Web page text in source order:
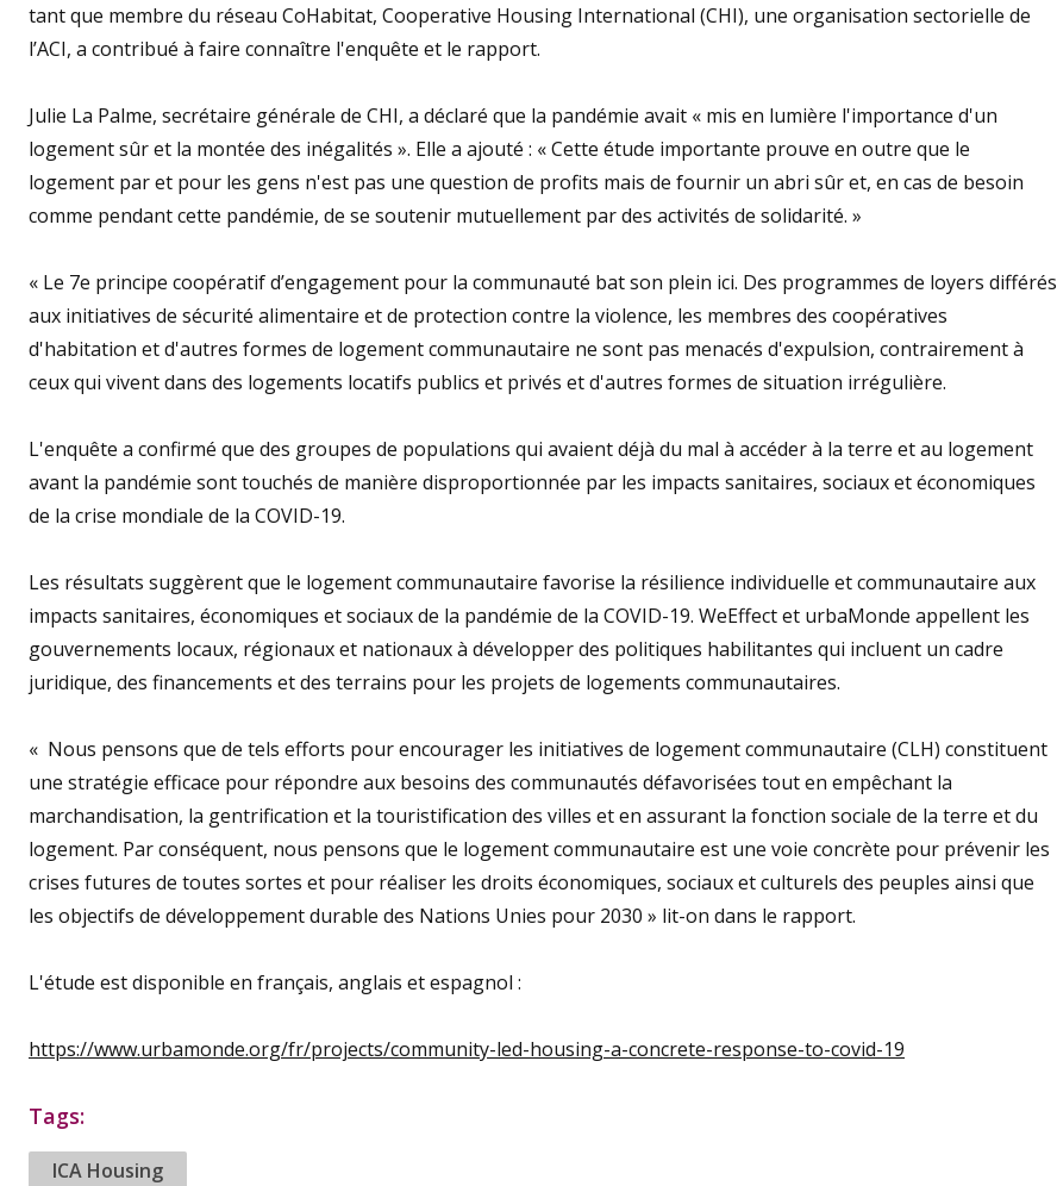
tant que membre du réseau CoHabitat, Cooperative Housing International (CHI), une organisation sectorielle de
l’ACI, a contribué à faire connaître l'enquête et le rapport.
Julie La Palme, secrétaire générale de CHI, a déclaré que la pandémie avait « mis en lumière l'importance d'un
logement sûr et la montée des inégalités ». Elle a ajouté : « Cette étude importante prouve en outre que le
logement par et pour les gens n'est pas une question de profits mais de fournir un abri sûr et, en cas de besoin
comme pendant cette pandémie, de se soutenir mutuellement par des activités de solidarité. »
« Le 7e principe coopératif d’engagement pour la communauté bat son plein ici. Des programmes de loyers différés
aux initiatives de sécurité alimentaire et de protection contre la violence, les membres des coopératives
d'habitation et d'autres formes de logement communautaire ne sont pas menacés d'expulsion, contrairement à
ceux qui vivent dans des logements locatifs publics et privés et d'autres formes de situation irrégulière.
L'enquête a confirmé que des groupes de populations qui avaient déjà du mal à accéder à la terre et au logement
avant la pandémie sont touchés de manière disproportionnée par les impacts sanitaires, sociaux et économiques
de la crise mondiale de la COVID-19.
Les résultats suggèrent que le logement communautaire favorise la résilience individuelle et communautaire aux
impacts sanitaires, économiques et sociaux de la pandémie de la COVID-19. WeEffect et urbaMonde appellent les
gouvernements locaux, régionaux et nationaux à développer des politiques habilitantes qui incluent un cadre
juridique, des financements et des terrains pour les projets de logements communautaires.
« Nous pensons que de tels efforts pour encourager les initiatives de logement communautaire (CLH) constituent
une stratégie efficace pour répondre aux besoins des communautés défavorisées tout en empêchant la
marchandisation, la gentrification et la touristification des villes et en assurant la fonction sociale de la terre et du
logement. Par conséquent, nous pensons que le logement communautaire est une voie concrète pour prévenir les
crises futures de toutes sortes et pour réaliser les droits économiques, sociaux et culturels des peuples ainsi que
les objectifs de développement durable des Nations Unies pour 2030 » lit-on dans le rapport.
L'étude est disponible en français, anglais et espagnol :
https://www.urbamonde.org/fr/projects/community-led-housing-a-concrete-response-to-covid-19
Tags:
ICA Housing